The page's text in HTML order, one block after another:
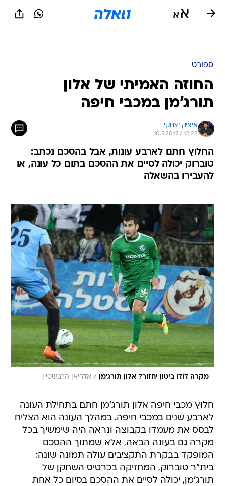
ספורט
החוזה האמיתי של אלון
תורג'מן במכבי חיפה
איציק יצחקי
10.5.2012 / 13:23
החלוץ חתם לארבע עונות, אבל בהסכם נכתב:
טוברוק יכולה לסיים את ההסכם בתום כל עונה, או
להעבירו בהשאלה
מקרה דודו ביטון יחזור? אלון תורג'מן / אדריאן הרבשטיין
חלוץ מכבי חיפה אלון תורג'מן חתם בתחילת העונה
לארבע שנים במכבי חיפה. במהלך העונה הוא הצליח
לבסס את מעמדו בקבוצה ונראה היה שימשיך בכל
מקרה גם בעונה הבאה, אלא שמתוך ההסכם
המופקד בבקרת התקציבים עולה תמונה שונה:
בית"ר טוברוק, המחזיקה בכרטיס השחקן של
תורג'מן, יכולה לסיים את ההסכם בסיום כל אחת